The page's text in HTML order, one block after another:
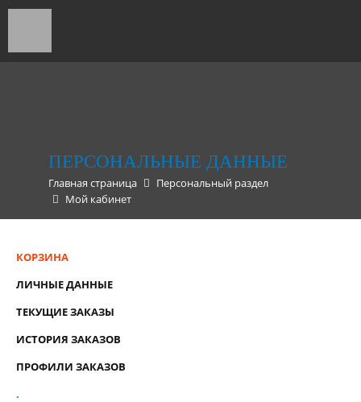
ПЕРСОНАЛЬНЫЕ ДАННЫЕ
Главная страница
Персональный раздел
Мой кабинет
КОРЗИНА
ЛИЧНЫЕ ДАННЫЕ
ТЕКУЩИЕ ЗАКАЗЫ
ИСТОРИЯ ЗАКАЗОВ
ПРОФИЛИ ЗАКАЗОВ
.